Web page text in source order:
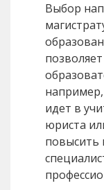
Выбор
идет в
юриста
повысить